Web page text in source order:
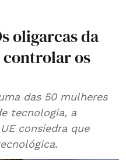
oligarcas da
controlar os
das 50 mulheres
tecnologia, a
consiedra que